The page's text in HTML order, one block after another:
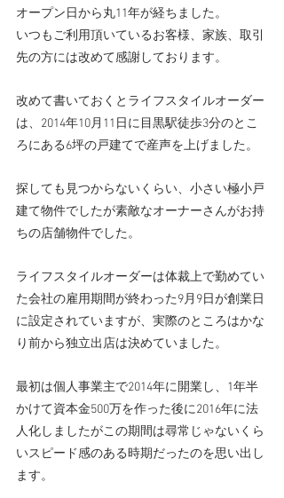
オープン日から丸11年が経ちました。
いつもご利用頂いているお客様、家族、取引
先の方には改めて感謝しております。
改めて書いておくとライフスタイルオーダー
は、2014年10月11日に目黒駅徒歩3分のとこ
ろにある6坪の戸建てで産声を上げました。
探しても見つからないくらい、小さい極小戸
建て物件でしたが素敵なオーナーさんがお持
ちの店舗物件でした。
ライフスタイルオーダーは体裁上で勤めてい
た会社の雇用期間が終わった9月9日が創業日
に設定されていますが、実際のところはかな
り前から独立出店は決めていました。
最初は個人事業主で2014年に開業し、1年半
かけて資本金500万を作った後に2016年に法
人化しましたがこの期間は尋常じゃないくら
いスピード感のある時期だったのを思い出し
ます。